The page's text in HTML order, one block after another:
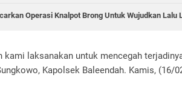
Operasi Knalpot Brong Untuk Wujudkan Lalu
laksanakan untuk mencegah
Kapolsek Baleendah. Kamis, (16/